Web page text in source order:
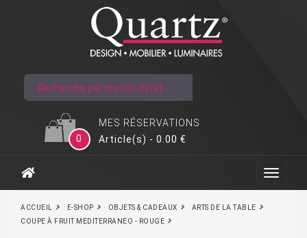
MES RÉSERVATIONS
0
Article(s) - 0.00 €
ACCUEIL E-SHOP OBJETS & CADEAUX
ARTS DE LA TABLE
COUPE À FRUIT MEDITERRANEO - ROUGE